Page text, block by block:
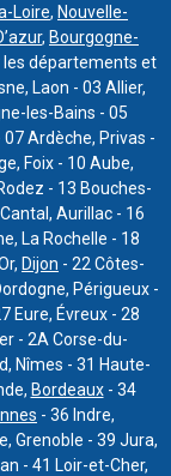
Loire, Nouvelle-
, Bourgogne-
les départements et
Laon - 03 Allier,
les-Bains - 05
Ardèche, Privas -
Foix - 10 Aube,
- 13 Bouches-
Aurillac - 16
La Rochelle - 18
Dijon - 22 Côtes-
Périgueux -
Eure, Évreux - 28
- 2A Corse-du-
Nîmes - 31 Haute-
Bordeaux- 34
- 36 Indre,
Grenoble - 39 Jura,
- 41 Loir-et-Cher,